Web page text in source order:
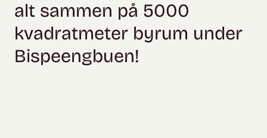
alt sammen på 5000
kvadratmeter byrum under
Bispeengbuen!